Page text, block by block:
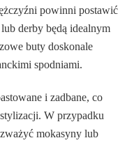
powinni postawić
derby będą idealnym
buty doskonale
spodniami.
i zadbane, co
stylizacji. W przypadku
mokasyny lub